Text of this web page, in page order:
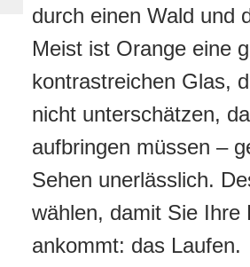
durch einen Wald und
Meist ist Orange eine
kontrastreichen Glas,
nicht unterschätzen,
aufbringen müssen –
Sehen unerlässlich.
wählen, damit Sie Ihre
ankommt: das Laufen.